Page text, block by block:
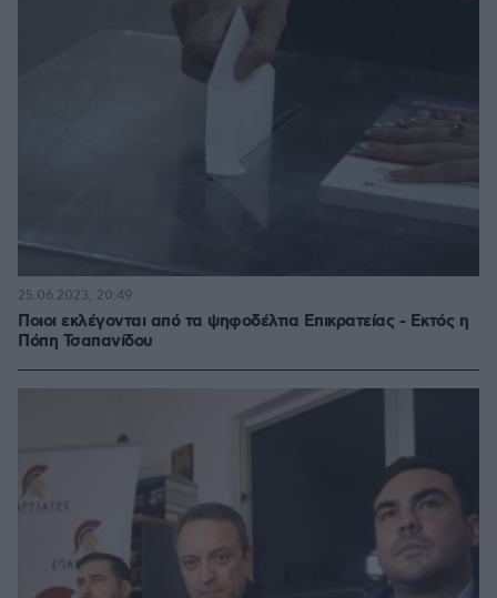
Ποιοι εκλέγονται από τα ψηφοδέλτια Επικρατείας - Εκτός η
Πόπη Τσαπανίδου
25.06.2023, 20:49